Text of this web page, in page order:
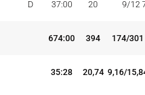
D 37:00 20 9/12
674:00 394 174/301
35:28 20,74 9,16/